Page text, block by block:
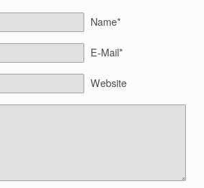
Name*
E-Mail*
Website